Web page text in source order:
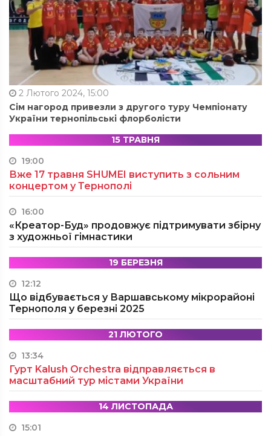
2 Лютого 2024, 15:00
Сім нагород привезли з другого туру Чемпіонату
України тернопільські флорболісти
15 ТРАВНЯ
19:00
Вже 17 травня SHUMEI виступить з сольним
концертом у Тернополі
16:00
«Креатор-Буд» продовжує підтримувати збірну
з художньої гімнастики
19 БЕРЕЗНЯ
12:12
Що відбувається у Варшавському мікрорайоні
Тернополя у березні 2025
21 ЛЮТОГО
13:34
Гурт Kalush Orchestra відправляється в
масштабний тур містами України
14 ЛИСТОПАДА
15:01